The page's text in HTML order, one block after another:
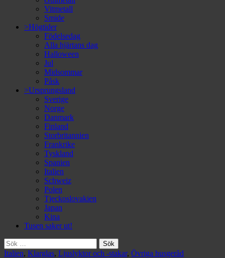
Vitmetall
Smide
>Högtider
Födelsedag
Alla hjärtans dag
Halloween
Jul
Midsommar
Påsk
>Ursprungsland
Sverige
Norge
Danmark
Finland
Storbritannien
Frankrike
Tyskland
Spanien
Italien
Schweiz
Polen
Tjeckoslovakien
Japan
Kina
Tusen saker ut!
Sök
efter:
Italien, Klarglas, Ljuslyktor och -stakar, Övriga husgeråd